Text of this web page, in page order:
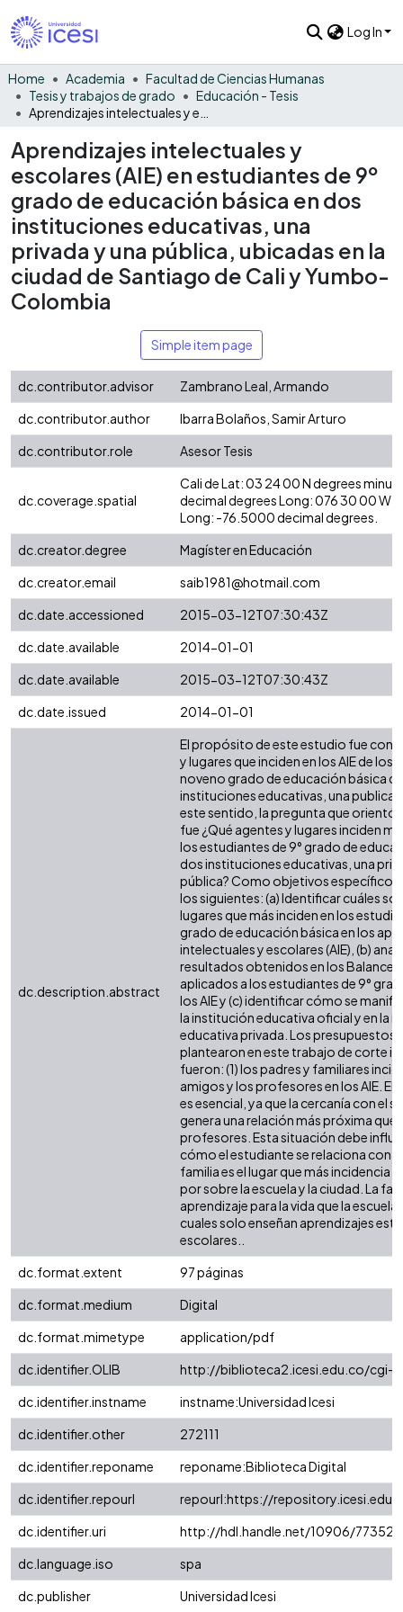
Log In
Home Academia
Facultad de Ciencias Humanas
Tesis y trabajos de grado
Educación - Tesis
Aprendizajes intelectuales y
escolares (AIE) en estudiantes de 9º
grado de educación básica en dos
instituciones educativas, una
privada y una pública, ubicadas en la
ciudad de Santiago de Cali y Yumbo-
Colombia
Simple item page
dc.contributor.advisor
Zambrano Leal, Armando
dc.contributor.author
Ibarra Bolaños, Samir Arturo
dc.contributor.role
Asesor Tesis
dc.coverage.spatial
Cali de Lat: 03 24 00 N degrees
decimal degrees Long: 076 30 00 W
Long: -76.5000 decimal degrees.
dc.creator.degree
Magíster en Educación
dc.creator.email
saib1981@hotmail.com
dc.date.accessioned
2015-03-12T07:30:43Z
dc.date.available
2014-01-01
dc.date.available
2015-03-12T07:30:43Z
dc.date.issued
2014-01-01
dc.description.abstract
El propósito de este estudio fue
y lugares que inciden en los AIE de los
noveno grado de educación básica
instituciones educativas, una publica
este sentido, la pregunta que orientó
fue ¿Qué agentes y lugares inciden
los estudiantes de 9° grado de
dos instituciones educativas, una
pública? Como objetivos específicos
los siguientes: (a) Identificar cuáles
lugares que más inciden en los
grado de educación básica en los
intelectuales y escolares (AIE), (b)
resultados obtenidos en los Balances
aplicados a los estudiantes de 9°
los AIE y (c) identificar cómo se
la institución educativa oficial y en la
educativa privada. Los presupuestos
plantearon en este trabajo de corte
fueron: (1) los padres y familiares
amigos y los profesores en los AIE. El
es esencial, ya que la cercanía con el
genera una relación más próxima que
profesores. Esta situación debe
cómo el estudiante se relaciona con el
familia es el lugar que más incidencia
por sobre la escuela y la ciudad. La
aprendizaje para la vida que la escuela
cuales solo enseñan aprendizajes
escolares..
dc.format.extent
97 páginas
dc.format.medium
Digital
dc.format.mimetype
application/pdf
dc.identifier.OLIB
http://biblioteca2.icesi.edu.co/cgi-
dc.identifier.instname
instname:Universidad Icesi
dc.identifier.other
272111
dc.identifier.reponame
reponame:Biblioteca Digital
dc.identifier.repourl
repourl:https://
dc.identifier.uri
http://hdl.handle.net/10906/77352
dc.language.iso
spa
dc.publisher
Universidad Icesi